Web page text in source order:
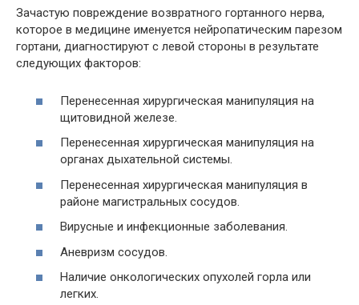
Зачастую повреждение возвратного гортанного нерва,
которое в медицине именуется нейропатическим парезом
гортани, диагностируют с левой стороны в результате
следующих факторов:
Перенесенная хирургическая манипуляция на
щитовидной железе.
Перенесенная хирургическая манипуляция на
органах дыхательной системы.
Перенесенная хирургическая манипуляция в
районе магистральных сосудов.
Вирусные и инфекционные заболевания.
Аневризм сосудов.
Наличие онкологических опухолей горла или
легких.